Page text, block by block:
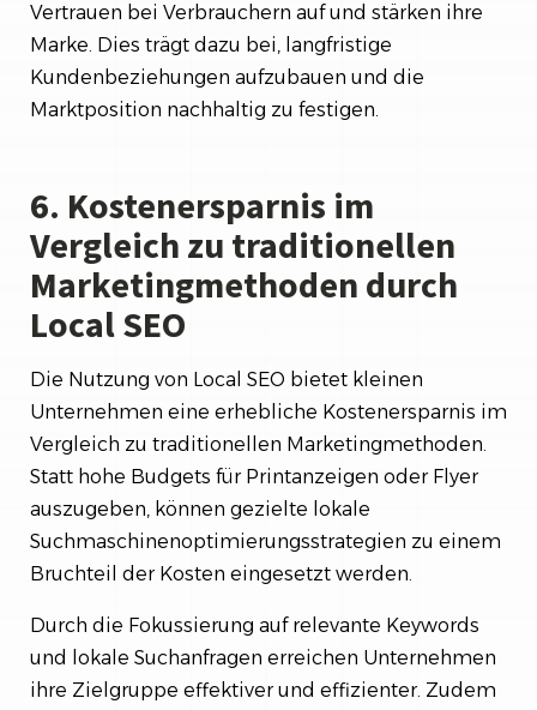
Vertrauen bei Verbrauchern auf und stärken ihre
Marke. Dies trägt dazu bei, langfristige
Kundenbeziehungen aufzubauen und die
Marktposition nachhaltig zu festigen.
6. Kostenersparnis im
Vergleich zu traditionellen
Marketingmethoden durch
Local SEO
Die Nutzung von Local SEO bietet kleinen
Unternehmen eine erhebliche Kostenersparnis im
Vergleich zu traditionellen Marketingmethoden.
Statt hohe Budgets für Printanzeigen oder Flyer
auszugeben, können gezielte lokale
Suchmaschinenoptimierungsstrategien zu einem
Bruchteil der Kosten eingesetzt werden.
Durch die Fokussierung auf relevante Keywords
und lokale Suchanfragen erreichen Unternehmen
ihre Zielgruppe effektiver und effizienter. Zudem